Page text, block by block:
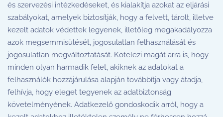
és szervezési intézkedéseket, és kialakítja azokat az eljárási
szabályokat, amelyek biztosítják, hogy a felvett, tárolt, illetve
kezelt adatok védettek legyenek, illetőleg megakadályozza
azok megsemmisülését, jogosulatlan felhasználását és
jogosulatlan megváltoztatását. Kötelezi magát arra is, hogy
minden olyan harmadik felet, akiknek az adatokat a
felhasználók hozzájárulása alapján továbbítja vagy átadja,
felhívja, hogy eleget tegyenek az adatbiztonság
követelményének. Adatkezelő gondoskodik arról, hogy a